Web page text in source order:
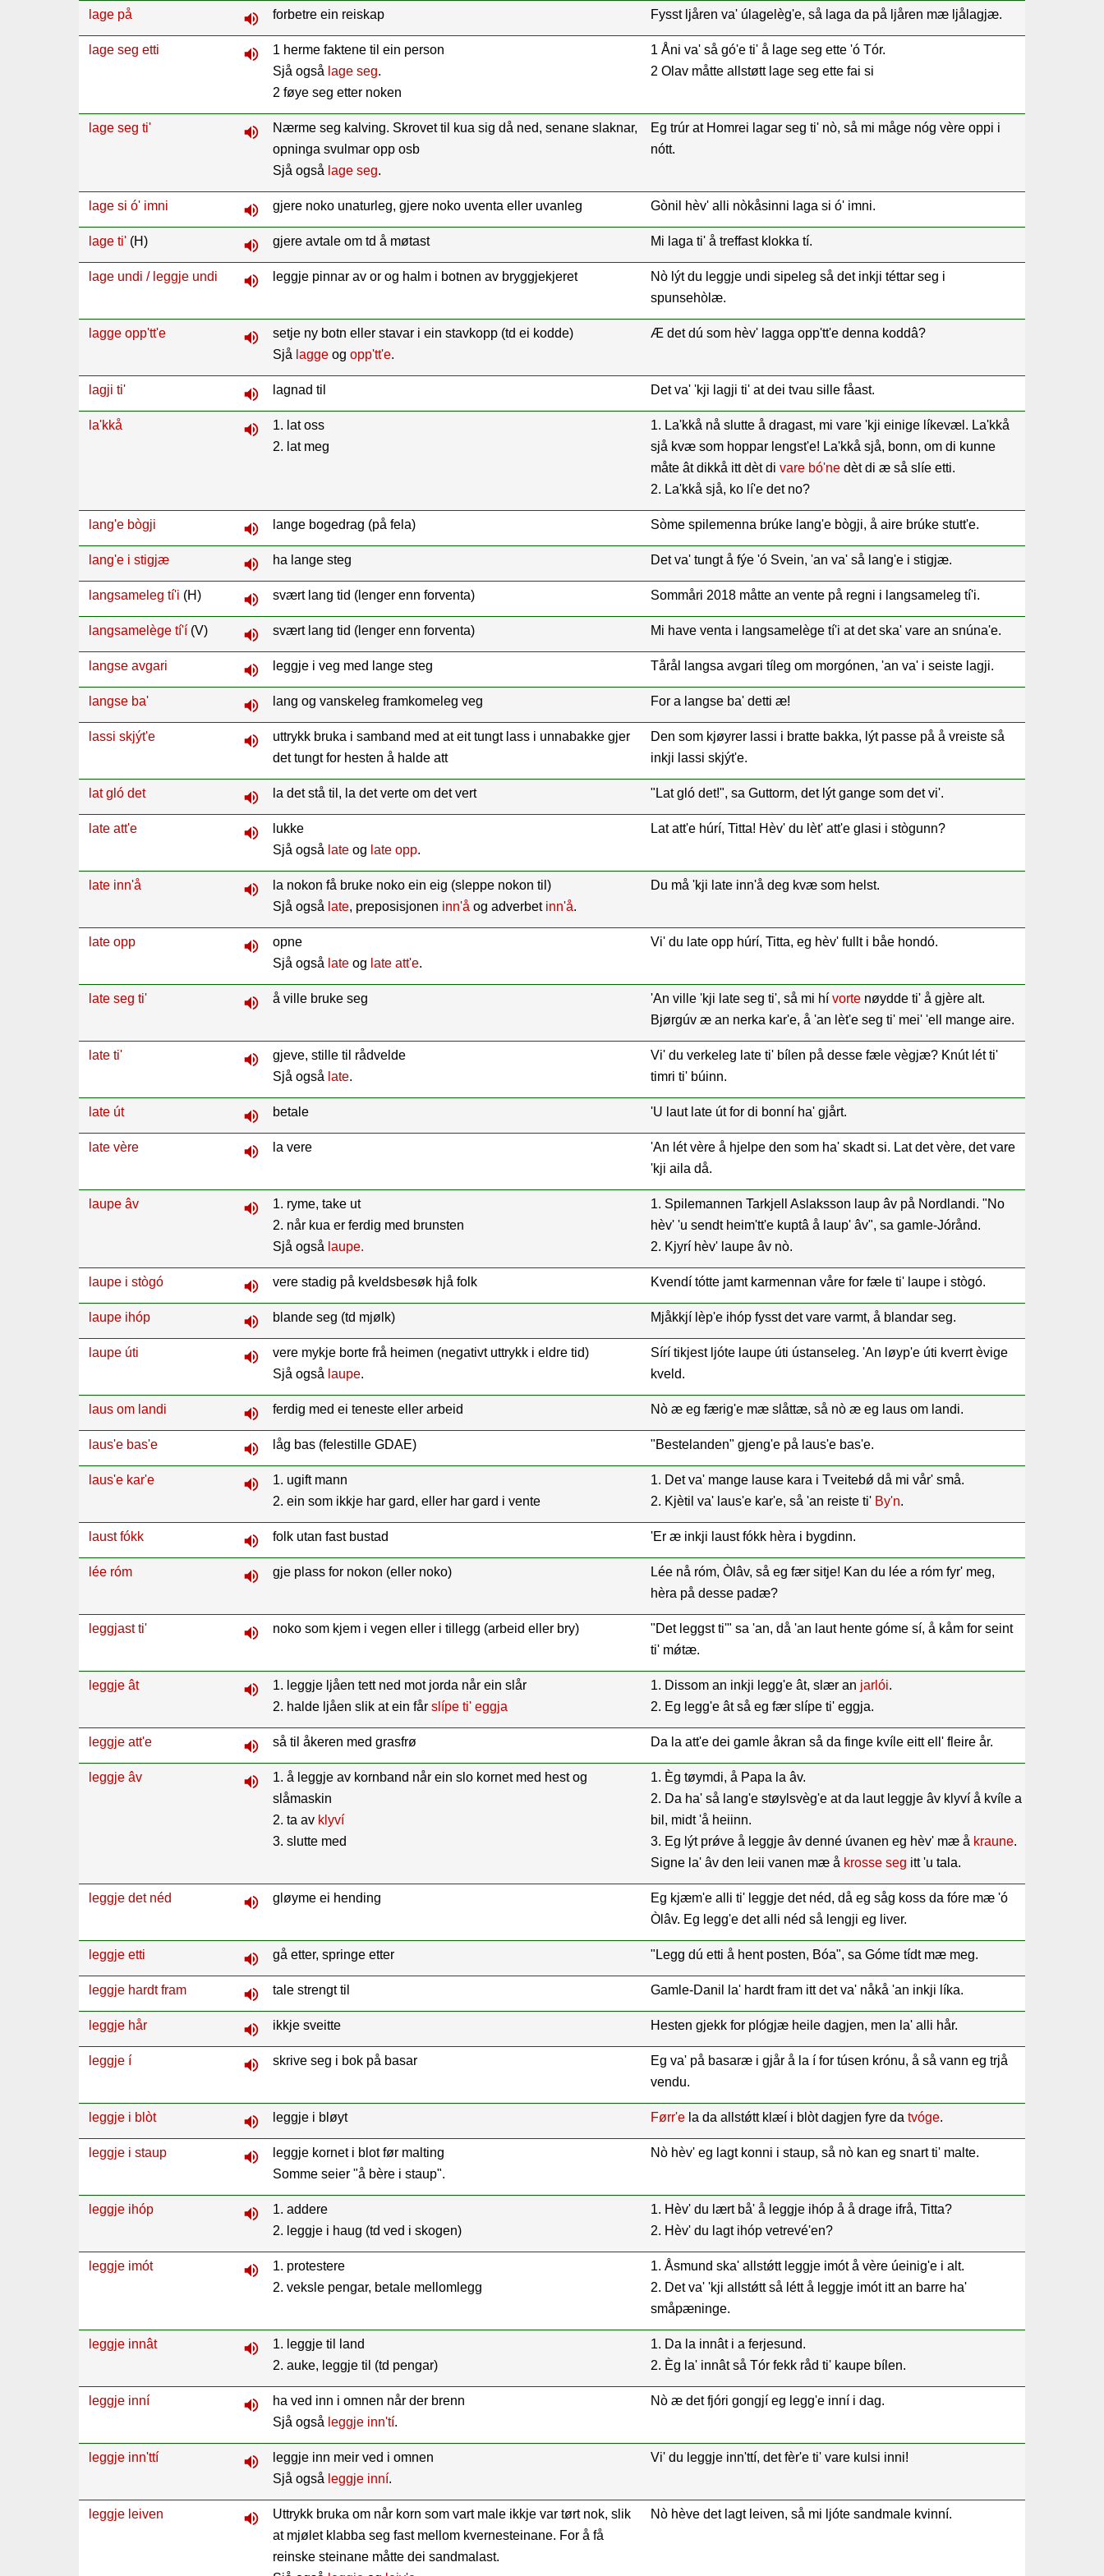
lage på volume_up forbetre ein reiskap Fysst ljåren va' úlagelèg'e, så laga da på ljåren mæ ljålagjæ.
lage seg etti volume_up
1 herme faktene til ein person
Sjå også lage seg.
2 føye seg etter noken
1 Åni va' så gó'e ti' å lage seg ette 'ó Tór.
2 Olav måtte allstøtt lage seg ette fai si
lage seg ti' volume_up
Nærme seg kalving. Skrovet til kua sig då ned, senane slaknar,
opninga svulmar opp osb
Sjå også lage seg.
Eg trúr at Homrei lagar seg ti' nò, så mi måge nóg vère oppi i
nótt.
lage si ó' imni volume_up gjere noko unaturleg, gjere noko uventa eller uvanleg Gònil hèv' alli nòkåsinni laga si ó' imni.
lage ti' (H) volume_up gjere avtale om td å møtast Mi laga ti' å treffast klokka tí.
lage undi / leggje undi volume_up leggje pinnar av or og halm i botnen av bryggjekjeret
Nò lýt du leggje undi sipeleg så det inkji téttar seg i
spunsehòlæ.
lagge opp'tt'e volume_up
setje ny botn eller stavar i ein stavkopp (td ei kodde)
Sjå lagge og opp'tt'e.
Æ det dú som hèv' lagga opp'tt'e denna koddâ?
lagji ti' volume_up lagnad til Det va' 'kji lagji ti' at dei tvau sille fåast.
la'kkå volume_up
1. lat oss
2. lat meg
1. La'kkå nå slutte å dragast, mi vare 'kji einige líkevæl. La'kkå
sjå kvæ som hoppar lengst'e! La'kkå sjå, bonn, om di kunne
måte ât dikkå itt dèt di vare bó'ne dèt di æ så slíe etti.
2. La'kkå sjå, ko lí'e det no?
lang'e bògji volume_up lange bogedrag (på fela) Sòme spilemenna brúke lang'e bògji, å aire brúke stutt'e.
lang'e i stigjæ volume_up ha lange steg Det va' tungt å fýe 'ó Svein, 'an va' så lang'e i stigjæ.
langsameleg tí'i (H) volume_up svært lang tid (lenger enn forventa) Sommåri 2018 måtte an vente på regni i langsameleg tí'i.
langsamelège tí'í (V) volume_up svært lang tid (lenger enn forventa) Mi have venta i langsamelège tí'i at det ska' vare an snúna'e.
langse avgari volume_up leggje i veg med lange steg Tårål langsa avgari tíleg om morgónen, 'an va' i seiste lagji.
langse ba' volume_up lang og vanskeleg framkomeleg veg For a langse ba' detti æ!
lassi skjýt'e volume_up
uttrykk bruka i samband med at eit tungt lass i unnabakke gjer
det tungt for hesten å halde att
Den som kjøyrer lassi i bratte bakka, lýt passe på å vreiste så
inkji lassi skjýt'e.
lat gló det volume_up la det stå til, la det verte om det vert "Lat gló det!", sa Guttorm, det lýt gange som det vi'.
late att'e volume_up
lukke
Sjå også late og late opp.
Lat att'e húrí, Titta! Hèv' du lèt' att'e glasi i stògunn?
late inn'å volume_up
la nokon få bruke noko ein eig (sleppe nokon til)
Sjå også late, preposisjonen inn'å og adverbet inn'å.
Du må 'kji late inn'å deg kvæ som helst.
late opp volume_up
opne
Sjå også late og late att'e.
Vi' du late opp húrí, Titta, eg hèv' fullt i båe hondó.
late seg ti' volume_up å ville bruke seg 'An ville 'kji late seg ti', så mi hí vorte nøydde ti' å gjère alt.
Bjørgúv æ an nerka kar'e, å 'an lèt'e seg ti' mei' 'ell mange aire.
late ti' volume_up
gjeve, stille til rådvelde
Sjå også late.
Vi' du verkeleg late ti' bílen på desse fæle vègjæ? Knút lét ti'
timri ti' búinn.
late út volume_up betale 'U laut late út for di bonní ha' gjårt.
late vère volume_up la vere
'An lét vère å hjelpe den som ha' skadt si. Lat det vère, det vare
'kji aila då.
laupe âv volume_up
1. ryme, take ut
2. når kua er ferdig med brunsten
Sjå også laupe.
1. Spilemannen Tarkjell Aslaksson laup âv på Nordlandi. "No
hèv' 'u sendt heim'tt'e kuptâ å laup' âv", sa gamle-Jórånd.
2. Kjyrí hèv' laupe âv nò.
laupe i stògó volume_up vere stadig på kveldsbesøk hjå folk Kvendí tótte jamt karmennan våre for fæle ti' laupe i stògó.
laupe ihóp volume_up blande seg (td mjølk) Mjåkkjí lèp'e ihóp fysst det vare varmt, å blandar seg.
laupe úti volume_up
vere mykje borte frå heimen (negativt uttrykk i eldre tid)
Sjå også laupe.
Sírí tikjest ljóte laupe úti ústanseleg. 'An løyp'e úti kverrt èvige
kveld.
laus om landi volume_up ferdig med ei teneste eller arbeid Nò æ eg færig'e mæ slåttæ, så nò æ eg laus om landi.
laus'e bas'e volume_up låg bas (felestille GDAE) "Bestelanden" gjeng'e på laus'e bas'e.
laus'e kar'e volume_up
1. ugift mann
2. ein som ikkje har gard, eller har gard i vente
1. Det va' mange lause kara i Tveitebǿ då mi vår' små.
2. Kjètil va' laus'e kar'e, så 'an reiste ti' By'n.
laust fókk volume_up folk utan fast bustad 'Er æ inkji laust fókk hèra i bygdinn.
lée róm volume_up gje plass for nokon (eller noko)
Lée nå róm, Òlâv, så eg fær sitje! Kan du lée a róm fyr' meg,
hèra på desse padæ?
leggjast ti' volume_up noko som kjem i vegen eller i tillegg (arbeid eller bry)
"Det leggst ti'" sa 'an, då 'an laut hente góme sí, å kåm for seint
ti' mǿtæ.
leggje ât volume_up
1. leggje ljåen tett ned mot jorda når ein slår
2. halde ljåen slik at ein får slípe ti' eggja
1. Dissom an inkji legg'e ât, slær an jarlói.
2. Eg legg'e ât så eg fær slípe ti' eggja.
leggje att'e volume_up så til åkeren med grasfrø Da la att'e dei gamle åkran så da finge kvíle eitt ell' fleire år.
leggje âv volume_up
1. å leggje av kornband når ein slo kornet med hest og
slåmaskin
2. ta av klyví
3. slutte med
1. Èg tøymdi, å Papa la âv.
2. Da ha' så lang'e støylsvèg'e at da laut leggje âv klyví å kvíle a
bil, midt 'å heiinn.
3. Eg lýt prǿve å leggje âv denné úvanen eg hèv' mæ å kraune.
Signe la' âv den leii vanen mæ å krosse seg itt 'u tala.
leggje det néd volume_up gløyme ei hending
Eg kjæm'e alli ti' leggje det néd, då eg såg koss da fóre mæ 'ó
Òlâv. Eg legg'e det alli néd så lengji eg liver.
leggje etti volume_up gå etter, springe etter "Legg dú etti å hent posten, Bóa", sa Góme tídt mæ meg.
leggje hardt fram volume_up tale strengt til Gamle-Danil la' hardt fram itt det va' nåkå 'an inkji líka.
leggje hår volume_up ikkje sveitte Hesten gjekk for plógjæ heile dagjen, men la' alli hår.
leggje í volume_up skrive seg i bok på basar
Eg va' på basaræ i gjår å la í for túsen krónu, å så vann eg trjå
vendu.
leggje i blòt volume_up leggje i bløyt Førr'e la da allstǿtt klæí i blòt dagjen fyre da tvóge.
leggje i staup volume_up
leggje kornet i blot før malting
Somme seier "å bère i staup".
Nò hèv' eg lagt konni i staup, så nò kan eg snart ti' malte.
leggje ihóp volume_up
1. addere
2. leggje i haug (td ved i skogen)
1. Hèv' du lært bå' å leggje ihóp å å drage ifrå, Titta?
2. Hèv' du lagt ihóp vetrevé'en?
leggje imót volume_up
1. protestere
2. veksle pengar, betale mellomlegg
1. Åsmund ska' allstǿtt leggje imót å vère úeinig'e i alt.
2. Det va' 'kji allstǿtt så létt å leggje imót itt an barre ha'
småpæninge.
leggje innât volume_up
1. leggje til land
2. auke, leggje til (td pengar)
1. Da la innât i a ferjesund.
2. Èg la' innât så Tór fekk råd ti' kaupe bílen.
leggje inní volume_up
ha ved inn i omnen når der brenn
Sjå også leggje inn'tí.
Nò æ det fjóri gongjí eg legg'e inní i dag.
leggje inn'ttí volume_up
leggje inn meir ved i omnen
Sjå også leggje inní.
Vi' du leggje inn'ttí, det fèr'e ti' vare kulsi inni!
leggje leiven volume_up
Uttrykk bruka om når korn som vart male ikkje var tørt nok, slik
at mjølet klabba seg fast mellom kvernesteinane. For å få
reinske steinane måtte dei sandmalast.
Nò hève det lagt leiven, så mi ljóte sandmale kvinní.
Kontakt